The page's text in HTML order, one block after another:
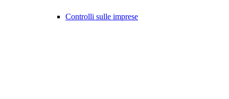
Controlli sulle imprese